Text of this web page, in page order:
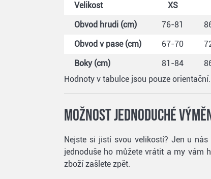
Velikost XS
Obvod hrudi (cm)
76-81
Obvod v pase (cm)
67-70
Boky (cm)
81-84
Hodnoty v tabulce jsou pouze
Možnost jednoduché
Nejste si jistí svou velikostí? Jen u
jednoduše ho můžete vrátit a my vám
zboží zašlete zpět.